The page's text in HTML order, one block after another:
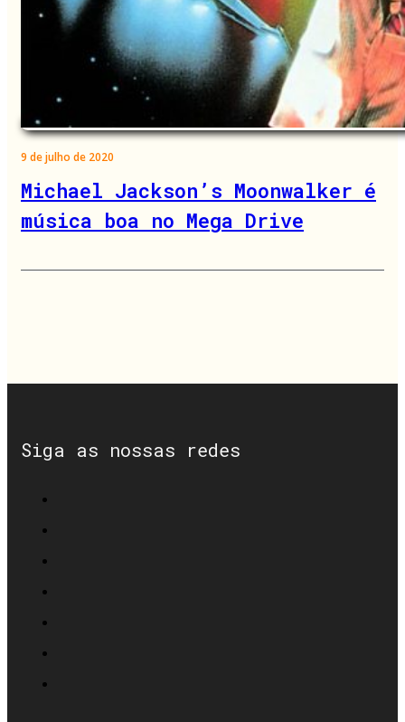
9 de julho de 2020
Michael Jackson’s Moonwalker é
música boa no Mega Drive
Siga as nossas redes